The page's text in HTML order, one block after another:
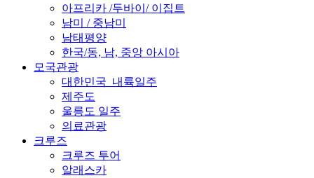
아프리카 /두바이/ 이집트
남미 / 중남미
남태평양
한국/동, 남, 중앙 아시아
모국관광
대한민국_내륙일주
제주도
울릉도 일주
의료관광
크루즈
크루즈 투어
알래스카